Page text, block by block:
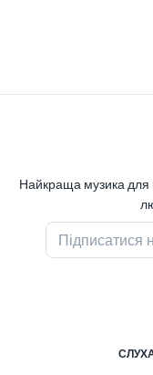
Найкраща музика для
Підписатися